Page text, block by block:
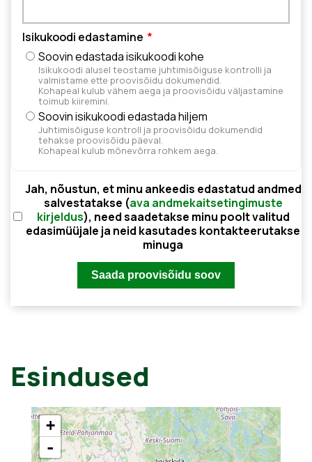
Isikukoodi edastamine
Soovin edastada isikukoodi kohe
Isikukoodi alusel teostame juhtimisõiguse kontrolli ja
valmistame ette proovisõidu dokumendid.
Kohapeal kulub vähem aega ja proovisõidu väljastamine
toimub kiiremini.
Soovin isikukoodi edastada hiljem
Juhtimisõiguse kontroll ja proovisõidu dokumendid
tehakse proovisõidu päeval.
Kohapeal kulub mõnevõrra rohkem aega.
Jah, nõustun, et minu ankeedis edastatud andmed
salvestatakse (ava andmekaitsetingimuste
kirjeldus), need saadetakse minu poolt valitud
edasimüüjale ja neid kasutades kontakteerutakse
minuga
Esindused
+
-